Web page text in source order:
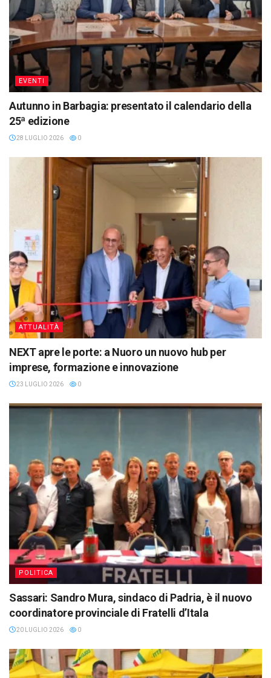
EVENTI
Autunno in Barbagia: presentato il calendario della
25ª edizione
28 LUGLIO 2026 0
ATTUALITÀ
NEXT apre le porte: a Nuoro un nuovo hub per
imprese, formazione e innovazione
23 LUGLIO 2026 0
POLITICA
Sassari: Sandro Mura, sindaco di Padria, è il nuovo
coordinatore provinciale di Fratelli d’Itala
20 LUGLIO 2026 0